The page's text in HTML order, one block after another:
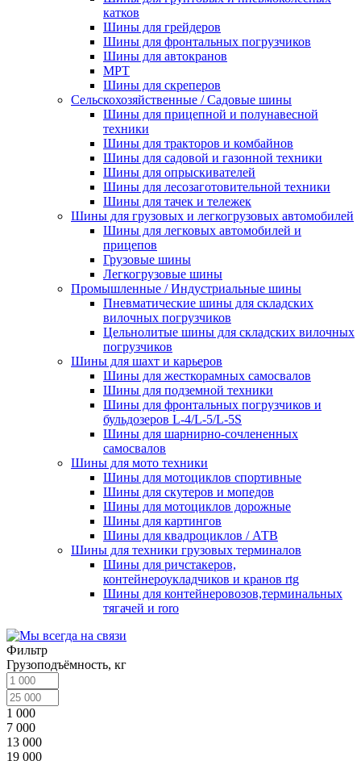
катков
Шины для грейдеров
Шины для фронтальных погрузчиков
Шины для автокранов
MPT
Шины для скреперов
Сельскохозяйственные / Садовые шины
Шины для прицепной и полунавесной
техники
Шины для тракторов и комбайнов
Шины для садовой и газонной техники
Шины для опрыскивателей
Шины для лесозаготовительной техники
Шины для тачек и тележек
Шины для грузовых и легкогрузовых автомобилей
Шины для легковых автомобилей и
прицепов
Грузовые шины
Легкогрузовые шины
Промышленные / Индустриальные шины
Пневматические шины для складских
вилочных погрузчиков
Цельнолитые шины для складских вилочных
погрузчиков
Шины для шахт и карьеров
Шины для жесткорамных самосвалов
Шины для подземной техники
Шины для фронтальных погрузчиков и
бульдозеров L-4/L-5/L-5S
Шины для шарнирно-сочлененных
самосвалов
Шины для мото техники
Шины для мотоциклов спортивные
Шины для скутеров и мопедов
Шины для мотоциклов дорожные
Шины для картингов
Шины для квадроциклов / АТВ
Шины для техники грузовых терминалов
Шины для ричстакеров,
контейнероукладчиков и кранов rtg
Шины для контейнеровозов,терминальных
тягачей и roro
Фильтр
Грузоподъёмность, кг
1 000
7 000
13 000
19 000